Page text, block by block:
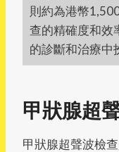
則約為港幣
查的精確度和效
的診斷和治療中
甲狀腺超
甲狀腺超聲波檢